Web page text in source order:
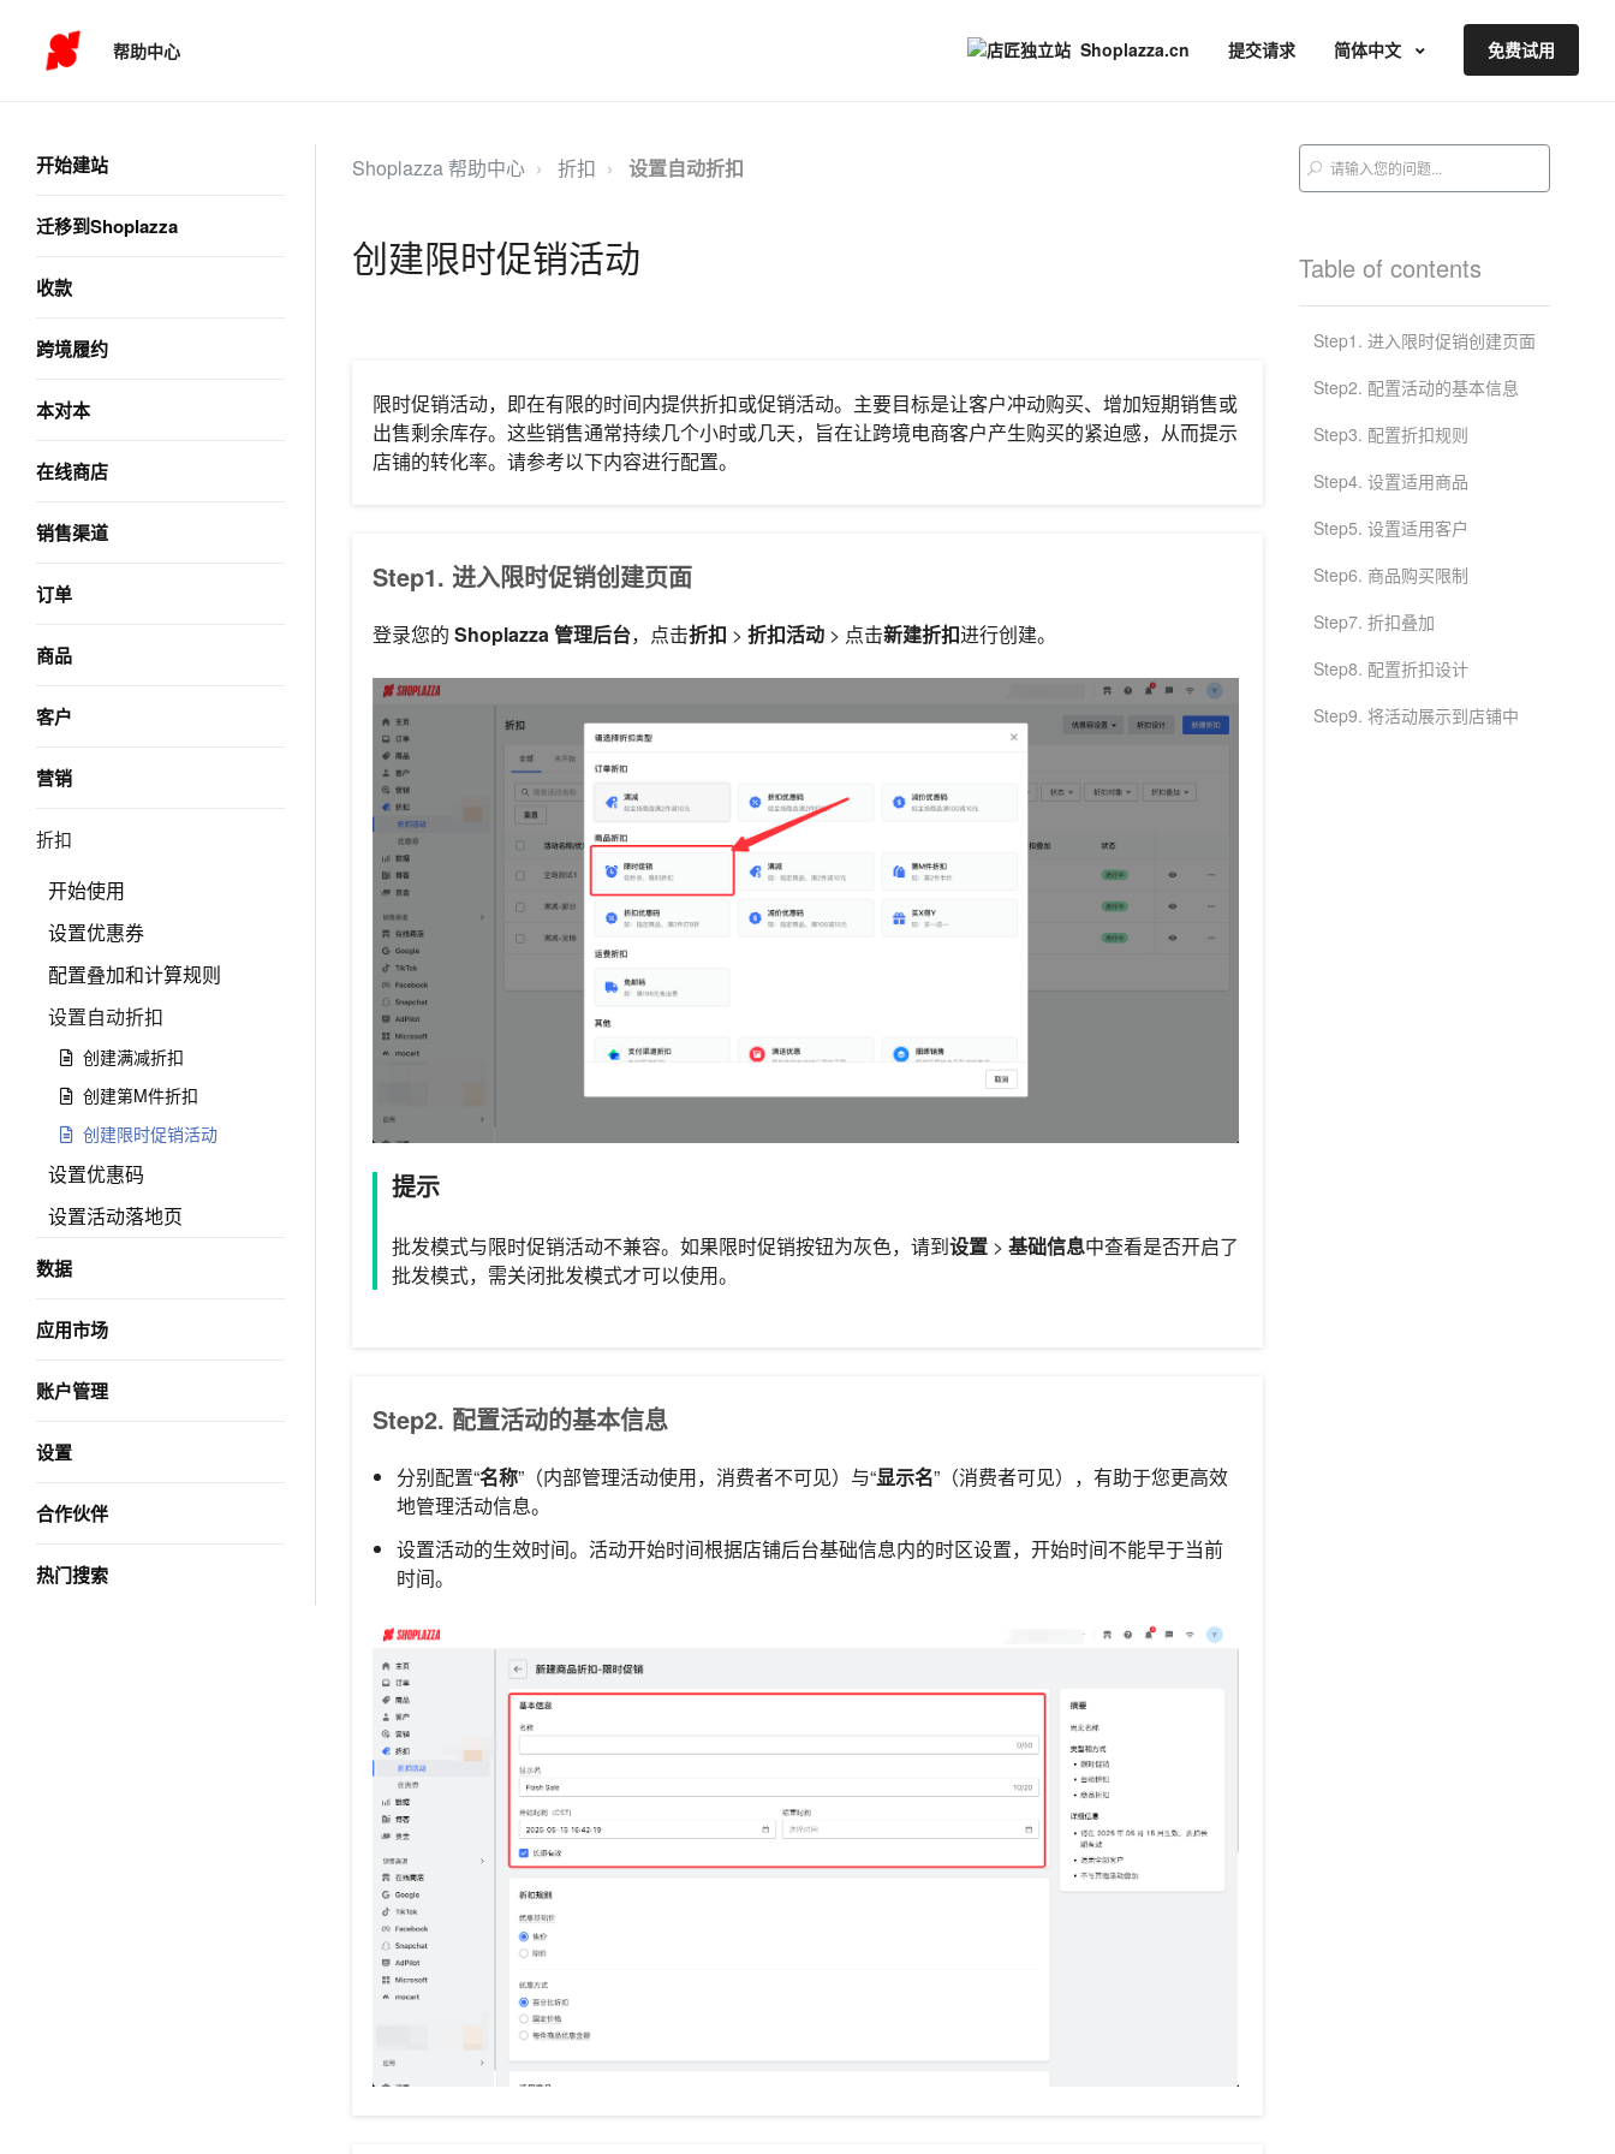
帮助中心 Shoplazza.cn 提交请求 简体中文 免费试用
开始建站
迁移到Shoplazza
收款
跨境履约
本对本
在线商店
销售渠道
订单
商品
客户
营销
折扣
开始使用
设置优惠券
配置叠加和计算规则
设置自动折扣
创建满减折扣
创建第M件折扣
创建限时促销活动
设置优惠码
设置活动落地页
数据
应用市场
账户管理
设置
合作伙伴
热门搜索
Shoplazza 帮助中心 折扣 设置自动折扣
创建限时促销活动
限时促销活动，即在有限的时间内提供折扣或促销活动。主要目标是让客户冲动购买、增加短期销售或
出售剩余库存。这些销售通常持续几个小时或几天，旨在让跨境电商客户产生购买的紧迫感，从而提示
店铺的转化率。请参考以下内容进行配置。
Step1. 进入限时促销创建页面
登录您的 Shoplazza 管理后台，点击折扣 > 折扣活动 > 点击新建折扣进行创建。
提示
批发模式与限时促销活动不兼容。如果限时促销按钮为灰色，请到设置> 基础信息中查看是否开启了
批发模式，需关闭批发模式才可以使用。
Step2. 配置活动的基本信息
分别配置“名称”（内部管理活动使用，消费者不可见）与“显示名”（消费者可见），有助于您更高效
地管理活动信息。
设置活动的生效时间。活动开始时间根据店铺后台基础信息内的时区设置，开始时间不能早于当前
时间。
Table of contents
Step1. 进入限时促销创建页面
Step2. 配置活动的基本信息
Step3. 配置折扣规则
Step4. 设置适用商品
Step5. 设置适用客户
Step6. 商品购买限制
Step7. 折扣叠加
Step8. 配置折扣设计
Step9. 将活动展示到店铺中